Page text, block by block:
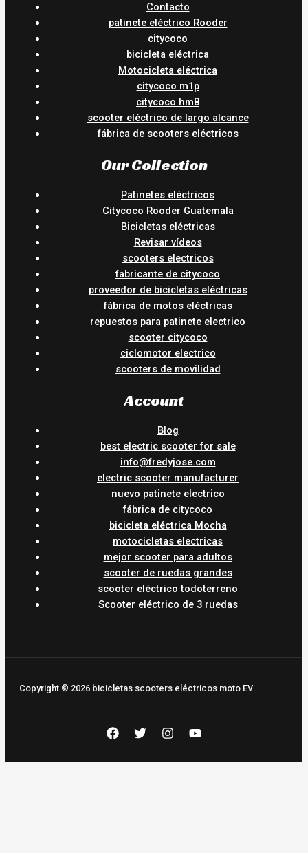
Contacto
patinete eléctrico Rooder
citycoco
bicicleta eléctrica
Motocicleta eléctrica
citycoco m1p
citycoco hm8
scooter eléctrico de largo alcance
fábrica de scooters eléctricos
Our Collection
Patinetes eléctricos
Citycoco Rooder Guatemala
Bicicletas eléctricas
Revisar vídeos
scooters electricos
fabricante de citycoco
proveedor de bicicletas eléctricas
fábrica de motos eléctricas
repuestos para patinete electrico
scooter citycoco
ciclomotor electrico
scooters de movilidad
Account
Blog
best electric scooter for sale
info@fredyjose.com
electric scooter manufacturer
nuevo patinete electrico
fábrica de citycoco
bicicleta eléctrica Mocha
motocicletas electricas
mejor scooter para adultos
scooter de ruedas grandes
scooter eléctrico todoterreno
Scooter eléctrico de 3 ruedas
Copyright © 2026 bicicletas scooters eléctricos moto EV